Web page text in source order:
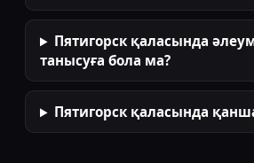
Пятигорск қаласында
танысуға бола ма?
Пятигорск қаласында